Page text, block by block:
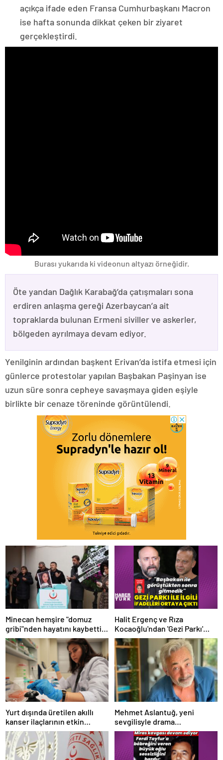
açıkça ifade eden Fransa Cumhurbaşkanı Macron
ise hafta sonunda dikkat çeken bir ziyaret
gerçekleştirdi.
Burası yukarıda ki videonun altyazı örneğidir.
Öte yandan Dağlık Karabağ’da çatışmaları sona
erdiren anlaşma gereği Azerbaycan’a ait
topraklarda bulunan Ermeni siviller ve askerler,
bölgeden ayrılmaya devam ediyor.
Yenilginin ardından başkent Erivan’da istifa etmesi için
günlerce protestolar yapılan Başbakan Paşinyan ise
uzun süre sonra cepheye savaşmaya giden eşiyle
birlikte bir cenaze töreninde görüntülendi.
Minecan hemşire "domuz
gribi"nden hayatını kaybetti –
Haberler | Sağlık Haberleri
Halit Ergenç ve Rıza
Kocaoğlu'ndan 'Gezi Parkı'
ifadesi – Magazin haberleri
Yurt dışında üretilen akıllı
kanser ilaçlarının etkin
maddesi yerli imkanlarla
geliştirildi | Sağlık Haberleri
Mehmet Aslantuğ, yeni
sevgilisyle drama
çalışmalarında tanıştı –
Magazin haberleri